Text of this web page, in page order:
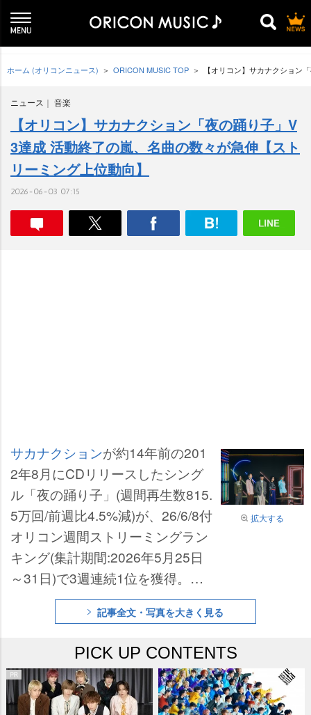
ホーム (オリコンニュース) ORICON MUSIC TOP 【オリコン】サカナクション
ニュース 音楽
【オリコン】サカナクション「夜の踊り子」V
3達成 活動終了の嵐、名曲の数々が急伸【スト
リーミング上位動向】
2026-06-03 07:15
拡大する
サカナクションが約14年前の201
2年8月にCDリリースしたシング
ル「夜の踊り子」(週間再生数815.
5万回/前週比4.5%減)が、26/6/8付
オリコン週間ストリーミングラン
キング(集計期間:2026年5月25日
～31日)で3週連続1位を獲得。旋
風は続き、累積再生数を4570.8万
回に伸ばした。記事全文・写真を大きく見る
PICK UP CONTENTS